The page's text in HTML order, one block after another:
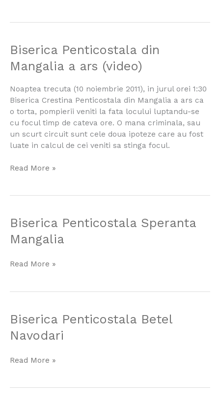
incendiu
Biserica Penticostala din
Mangalia a ars (video)
Noaptea trecuta (10 noiembrie 2011), in jurul orei 1:30
Biserica Crestina Penticostala din Mangalia a ars ca
o torta, pompierii veniti la fata locului luptandu-se
cu focul timp de cateva ore. O mana criminala, sau
un scurt circuit sunt cele doua ipoteze care au fost
luate in calcul de cei veniti sa stinga focul.
Biserica
din
a
ars
(video)
Read More »
Biserica Penticostala Speranta
Mangalia
Biserica
Speranta
Read More »
Biserica Penticostala Betel
Navodari
Biserica
Betel
Read More »